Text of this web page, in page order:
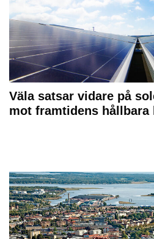
Väla satsar vidare på
mot framtidens hållbara